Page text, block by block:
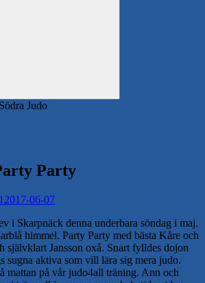
Sök
Party
2017-06-07
i Skarpnäck denna underbara söndag i maj.
himmel. Party Party med bästa Kåre och
självklart Jansson oxå. Snart fylldes dojon
sugna aktiva som vill lära sig mera judo.
mattan på vår judo4all träning. Ann och